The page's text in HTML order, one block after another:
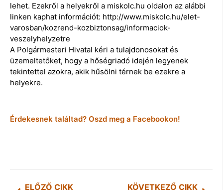
lehet. Ezekről a helyekről a miskolc.hu oldalon az alábbi
linken kaphat információt: http://www.miskolc.hu/elet-
varosban/kozrend-kozbiztonsag/informaciok-
veszelyhelyzetre
A Polgármesteri Hivatal kéri a tulajdonosokat és
üzemeltetőket, hogy a hőségriadó idején legyenek
tekintettel azokra, akik hűsölni térnek be ezekre a
helyekre.
Érdekesnek találtad? Oszd meg a Facebookon!
ELŐZŐ CIKK KÖVETKEZŐ CIKK